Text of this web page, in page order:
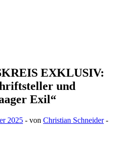
EXKLUSIV:
und
Exil“
2025 - von Christian Schneider-